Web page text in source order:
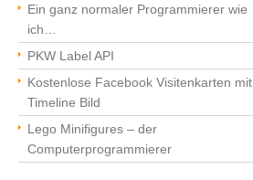
Ein ganz normaler Programmierer wie
ich…
PKW Label API
Kostenlose Facebook Visitenkarten mit
Timeline Bild
Lego Minifigures – der
Computerprogrammierer